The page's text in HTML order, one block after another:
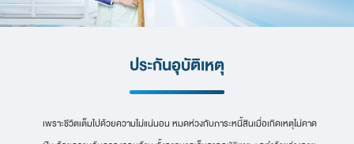
ประกันอุบัติเหตุ
เพราะชีวิตเต็มไปด้วยความไม่แน่นอน หมดห่วงกับภาระหนี้สินเมื่อเกิดเหตุไม่คาด